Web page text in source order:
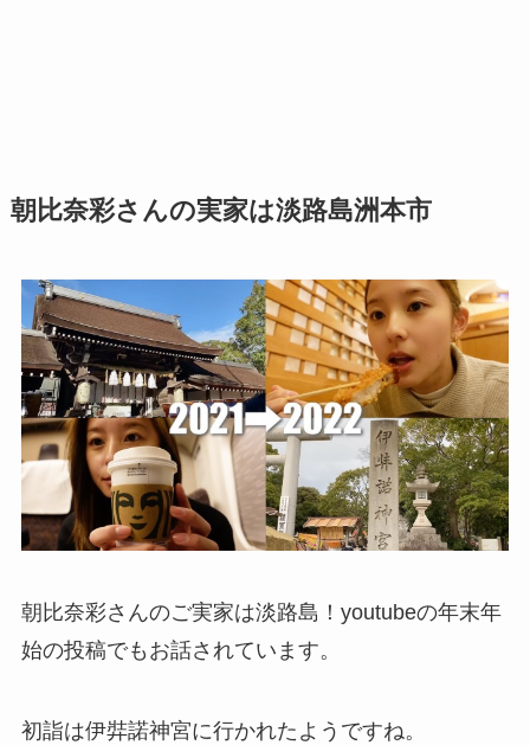
朝比奈彩さんの実家は淡路島洲本市
朝比奈彩さんのご実家は淡路島！youtubeの年末年
始の投稿でもお話されています。
初詣は伊弉諾神宮に行かれたようですね。